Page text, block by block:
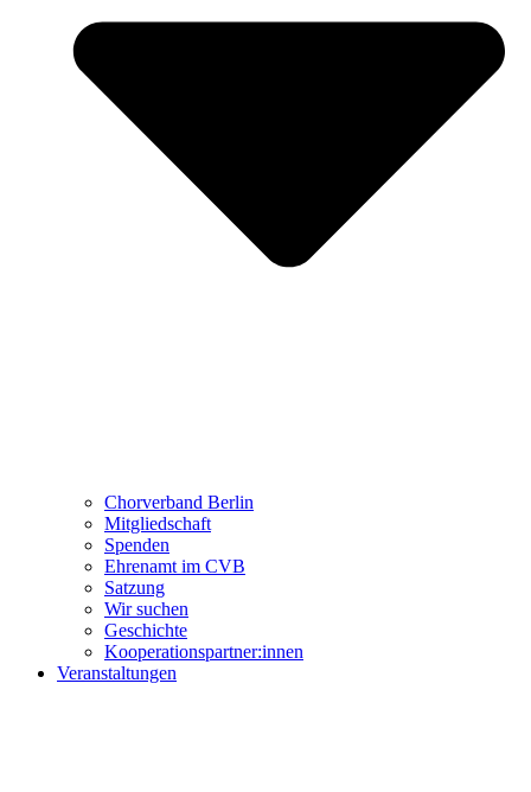
Chorverband Berlin
Mitgliedschaft
Spenden
Ehrenamt im CVB
Satzung
Wir suchen
Geschichte
Kooperationspartner:innen
Veranstaltungen